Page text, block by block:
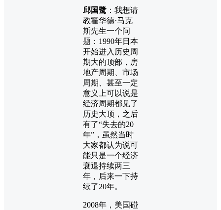
邱国鹭 ：我想请
教霍华德·马克
斯先生一个问
题：1990年日本
开始进入历史周
期大的顶部，房
地产周期、市场
周期、甚至一定
意义上可以说是
经济周期都见了
历史大顶，之后
有了“失去的20
年”，虽然当时
大家都认为说可
能只是一个经济
衰退持续两三
年，后来一下持
续了20年。
2008年，美国碰